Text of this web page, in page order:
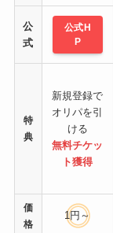
公
式
公式H
P
特
典
新規登録で
オリパを引
ける
無料チケッ
ト獲得
価
格
1円～